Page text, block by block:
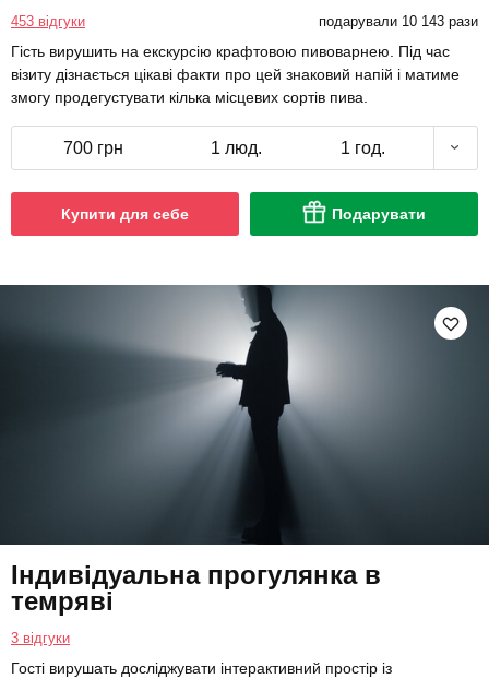
453 відгуки подарували 10 143 рази
Гість вирушить на екскурсію крафтовою пивоварнею. Під час
візиту дізнається цікаві факти про цей знаковий напій і матиме
змогу продегустувати кілька місцевих сортів пива.
700 грн 1 люд. 1 год.
Купити для себе Подарувати
Індивідуальна прогулянка в
темряві
3 відгуки
Гості вирушать досліджувати інтерактивний простір із